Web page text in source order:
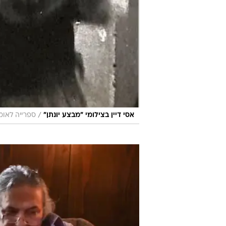
אסי דיין בצילומי "מבצע יונתן" / ספרייה